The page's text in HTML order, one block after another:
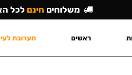
משלוחים חינם לכל
ראשים תערובת